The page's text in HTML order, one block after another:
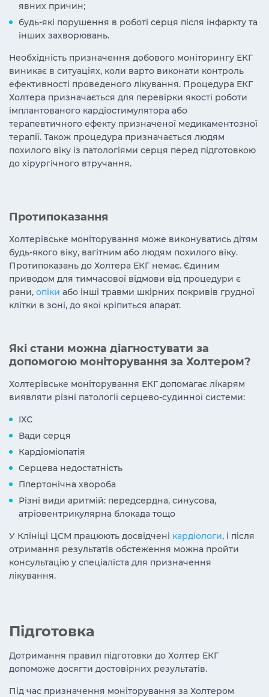
явних причин;
будь-які порушення в роботі серця після інфаркту та
інших захворювань.
Необхідність призначення добового моніторингу ЕКГ
виникає в ситуаціях, коли варто виконати контроль
ефективності проведеного лікування. Процедура ЕКГ
Холтера призначається для перевірки якості роботи
імплантованого кардіостимулятора або
терапевтичного ефекту призначеної медикаментозної
терапії. Також процедура призначається людям
похилого віку із патологіями серця перед підготовкою
до хірургічного втручання.
Протипоказання
Холтерівське моніторування може виконуватись дітям
будь-якого віку, вагітним або людям похилого віку.
Протипоказань до Холтера ЕКГ немає. Єдиним
приводом для тимчасової відмови від процедури є
рани, опіки або інші травми шкірних покривів грудної
клітки в зоні, до якої кріпиться апарат.
Які стани можна діагностувати за
допомогою моніторування за Холтером?
Холтерівське моніторування ЕКГ допомагає лікарям
виявляти різні патології серцево-судинної системи:
ІХС
Вади серця
Кардіоміопатія
Серцева недостатність
Гіпертонічна хвороба
Різні види аритмій: передсердна, синусова,
атріовентрикулярна блокада тощо
У Клініці ЦСМ працюють досвідчені кардіологи, і після
отримання результатів обстеження можна пройти
консультацію у спеціаліста для призначення
лікування.
Підготовка
Дотримання правил підготовки до Холтер ЕКГ
допоможе досягти достовірних результатів.
Під час призначення моніторування за Холтером